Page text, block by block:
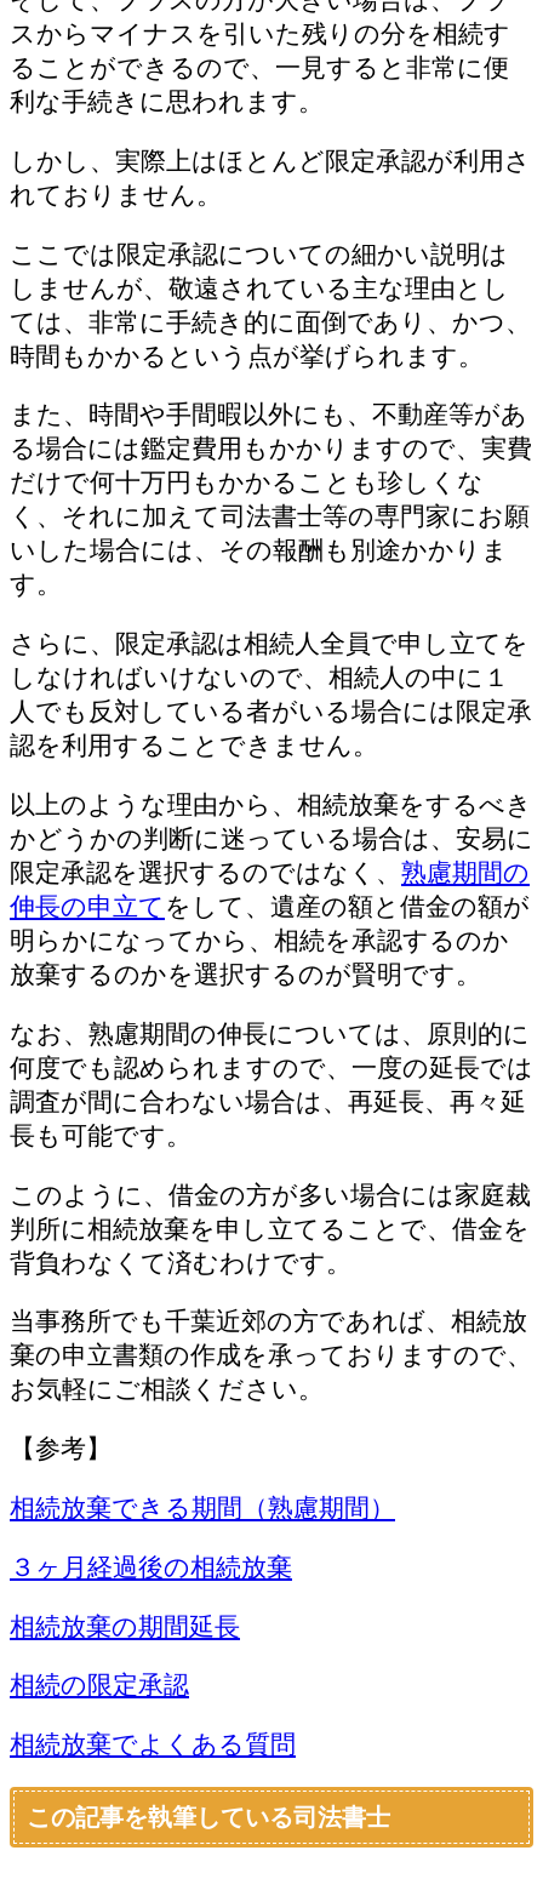
スからマイナスを引いた残りの分を相続す
ることができるので、一見すると非常に便
利な手続きに思われます。
しかし、実際上はほとんど限定承認が利用さ
れておりません。
ここでは限定承認についての細かい説明は
しませんが、敬遠されている主な理由とし
ては、非常に手続き的に面倒であり、かつ、
時間もかかるという点が挙げられます。
また、時間や手間暇以外にも、不動産等があ
る場合には鑑定費用もかかりますので、実費
だけで何十万円もかかることも珍しくな
く、それに加えて司法書士等の専門家にお願
いした場合には、その報酬も別途かかりま
す。
さらに、限定承認は相続人全員で申し立てを
しなければいけないので、相続人の中に１
人でも反対している者がいる場合には限定承
認を利用することできません。
以上のような理由から、相続放棄をするべき
かどうかの判断に迷っている場合は、安易に
限定承認を選択するのではなく、 熟慮期間の
伸長の申立て をして、遺産の額と借金の額が
明らかになってから、相続を承認するのか
放棄するのかを選択するのが賢明です。
なお、熟慮期間の伸長については、原則的に
何度でも認められますので、一度の延長では
調査が間に合わない場合は、再延長、再々延
長も可能です。
このように、借金の方が多い場合には家庭裁
判所に相続放棄を申し立てることで、借金を
背負わなくて済むわけです。
当事務所でも千葉近郊の方であれば、相続放
棄の申立書類の作成を承っておりますので、
お気軽にご相談ください。
【参考】
相続放棄できる期間（熟慮期間）
３ヶ月経過後の相続放棄
相続放棄の期間延長
相続の限定承認
相続放棄でよくある質問
この記事を執筆している司法書士